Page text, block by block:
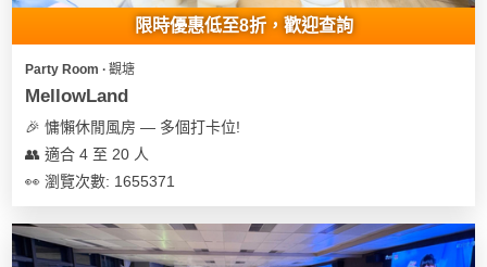
限時優惠低至8折，歡迎查詢
Party Room ∙ 觀塘
MellowLand
🎉 慵懶休閒風房 — 多個打卡位!
👥 適合 4 至 20 人
👀 瀏覽次數: 1655371